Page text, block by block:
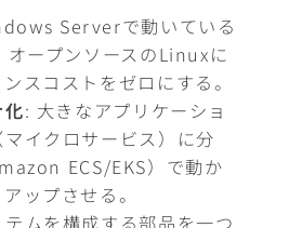
Serverで動いている
ープンソースのLinuxに
スコストをゼロにする。
: 大きなアプリケーショ
イクロサービス）に分
ECS/EKS）で動か
ップさせる。